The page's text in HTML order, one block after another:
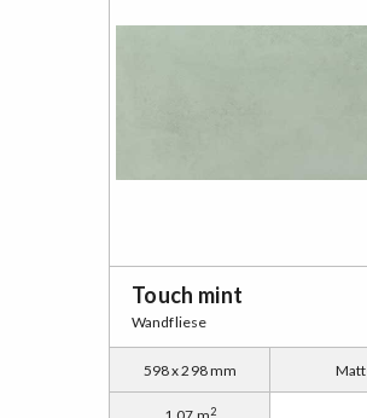
Touch mint
Wandfliese
598 x 298 mm Matt
2